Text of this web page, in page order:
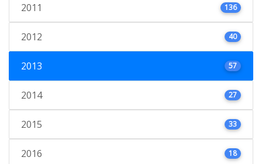
2011 136
2012 40
2013 57
2014 27
2015 33
2016 18